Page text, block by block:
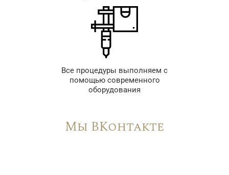
Все процедуры выполняем с
помощью современного
оборудования
Мы ВКонтакте